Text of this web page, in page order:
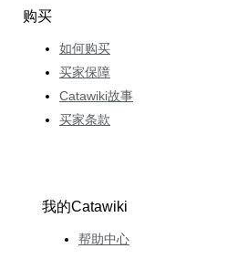
购买
如何购买
买家保障
Catawiki故事
买家条款
我的Catawiki
帮助中心